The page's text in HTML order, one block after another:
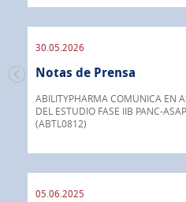
30.05.2026
Notas de Prensa
ABILITYPHARMA COMUNICA EN
DEL ESTUDIO FASE IIB PANC-
(ABTL0812)
05.06.2025